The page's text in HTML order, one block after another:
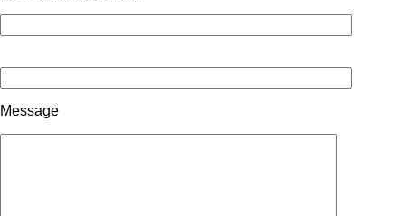
Message